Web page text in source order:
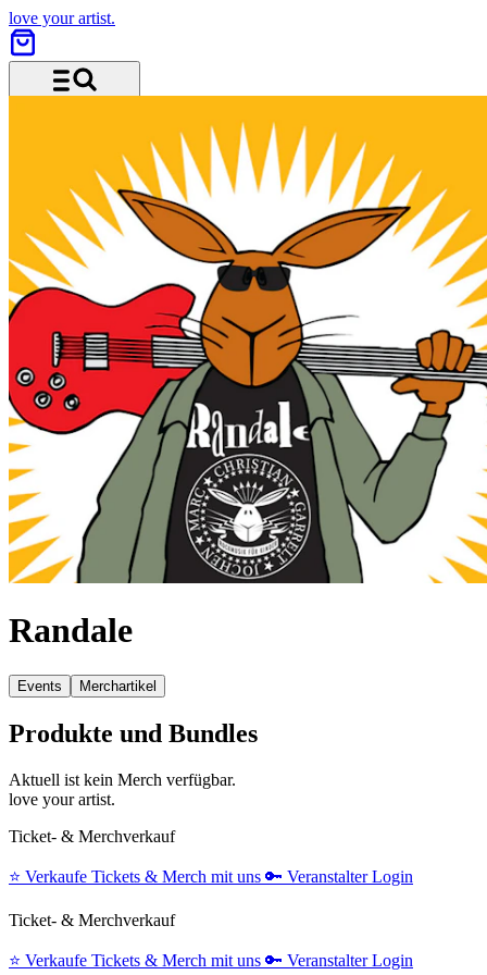
love your artist.
Randale
Events Merchartikel
Produkte und Bundles
Aktuell ist kein Merch verfügbar.
love your artist.
Ticket- & Merchverkauf
⭐️ Verkaufe Tickets & Merch mit uns 🔑 Veranstalter Login
Ticket- & Merchverkauf
⭐️ Verkaufe Tickets & Merch mit uns 🔑 Veranstalter Login